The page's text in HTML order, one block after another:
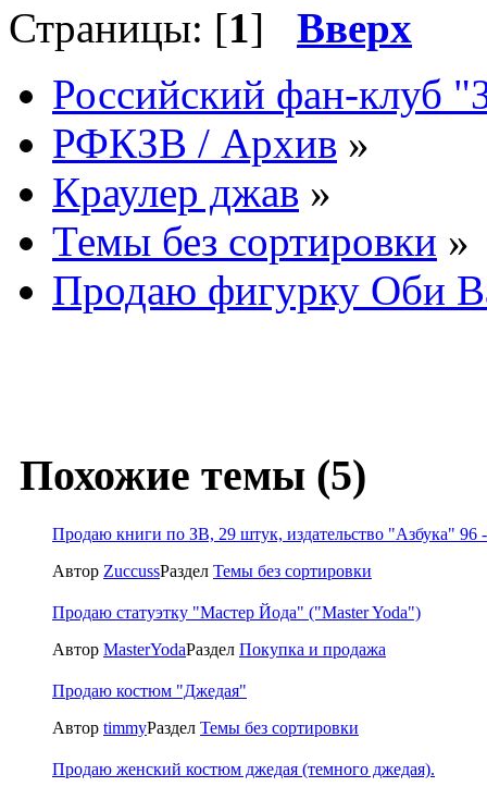
Страницы: [1] Вверх
Российский фан-клуб
РФКЗВ / Архив »
Краулер джав »
Темы без сортировки »
Продаю фигурку Оби
Похожие темы (5)
Продаю книги по ЗВ, 29 штук, издательство "Азбука" 96
Автор ZuccussРаздел Темы без сортировки
Продаю статуэтку "Мастер Йода" ("Master Yoda")
Автор MasterYodaРаздел Покупка и продажа
Продаю костюм "Джедая"
Автор timmyРаздел Темы без сортировки
Продаю женский костюм джедая (темного джедая).